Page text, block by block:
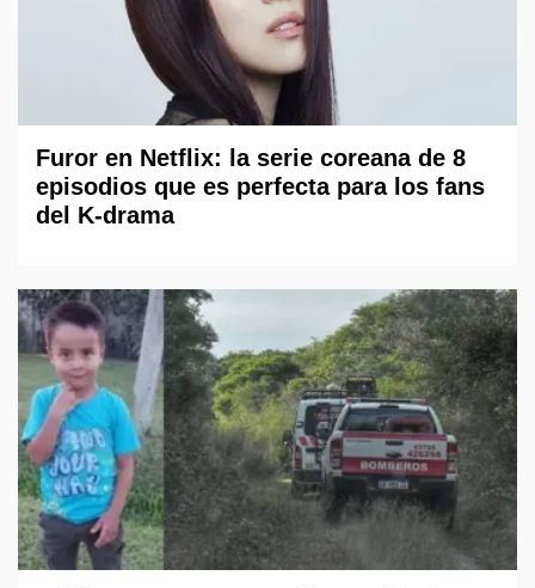
Furor en Netflix: la serie coreana de 8
episodios que es perfecta para los fans
del K-drama